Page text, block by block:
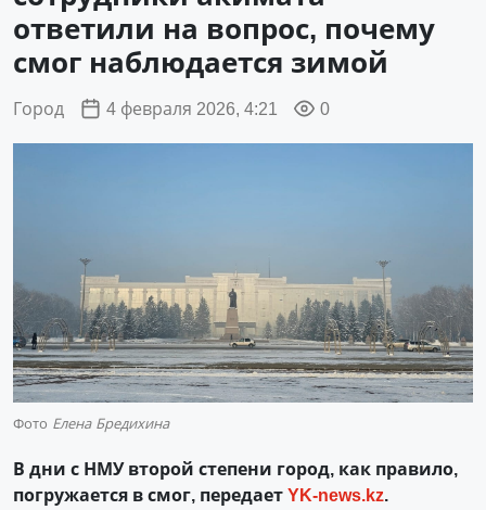
ответили на вопрос, почему
смог наблюдается зимой
Город 4 февраля 2026, 4:21 0
Фото Елена Бредихина
В дни с НМУ второй степени город, как правило,
погружается в смог, передаетYK-news.kz.